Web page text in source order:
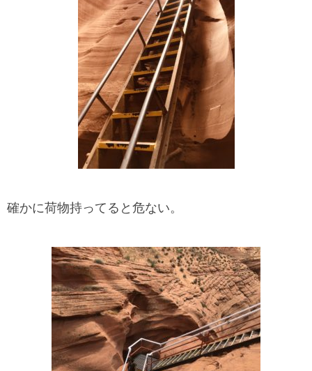
確かに荷物持ってると危ない。